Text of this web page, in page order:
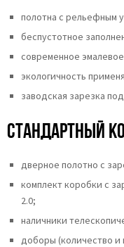
полотна c рельефным
беспустотное
современное
экологичность
заводская зарезка
Стандартный
дверное полотно с
комплект коробки с
2.0;
наличники
доборы (количество